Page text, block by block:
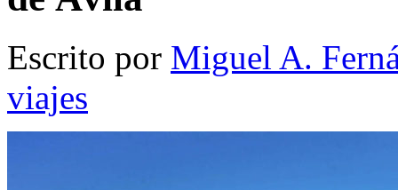
Escrito por Miguel A.
viajes